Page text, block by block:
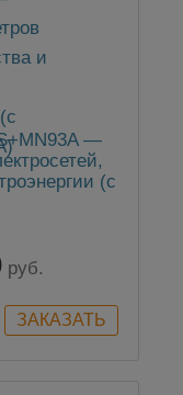
—
(с
руб.